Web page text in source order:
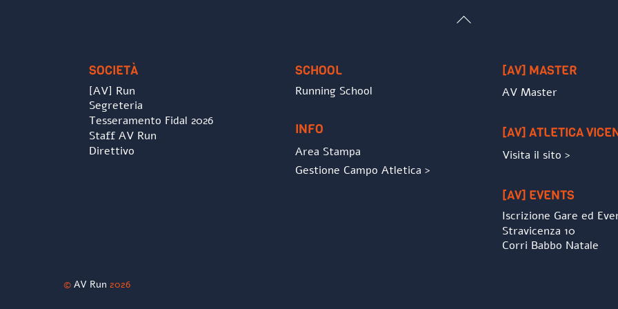
Back
SOCIETÀ
[AV] Run
Segreteria
Tesseramento Fidal 2026
Staff AV Run
Direttivo
SCHOOL
Running School
INFO
Area Stampa
Gestione Campo Atletica >
[AV] MASTER
AV Master
[AV] ATLETICA
Visita il sito >
[AV] EVENTS
Iscrizione Gare ed
Stravicenza 10
Corri Babbo Natale
© AV Run 2026